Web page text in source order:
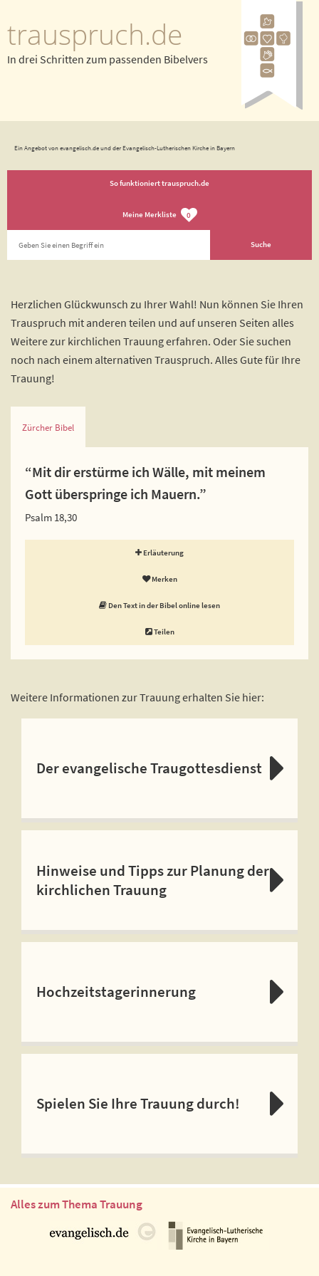
trauspruch.de
In drei Schritten zum passenden Bibelvers
Ein Angebot von evangelisch.de und der Evangelisch-Lutherischen Kirche in Bayern
So funktioniert trauspruch.de
Meine Merkliste 0
Herzlichen Glückwunsch zu Ihrer Wahl! Nun können Sie Ihren
Trauspruch mit anderen teilen und auf unseren Seiten alles
Weitere zur kirchlichen Trauung erfahren. Oder Sie suchen
noch nach einem alternativen Trauspruch. Alles Gute für Ihre
Trauung!
Zürcher Bibel
“Mit dir erstürme ich Wälle, mit meinem
Gott überspringe ich Mauern.”
Psalm 18,30
Erläuterung
Merken
Den Text in der Bibel online lesen
Teilen
Weitere Informationen zur Trauung erhalten Sie hier:
Der evangelische Traugottesdienst
Hinweise und Tipps zur Planung der
kirchlichen Trauung
Hochzeitstagerinnerung
Spielen Sie Ihre Trauung durch!
Alles zum Thema Trauung